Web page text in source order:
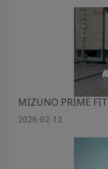
MIZUNO PRIME
2026-02-12